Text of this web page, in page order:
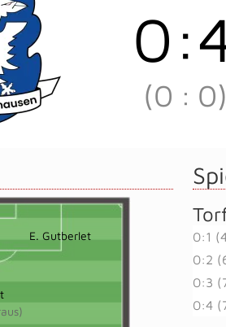
0:
(0 : 0)
E. Gutberlet 0:1
0:2
0:3
0:4